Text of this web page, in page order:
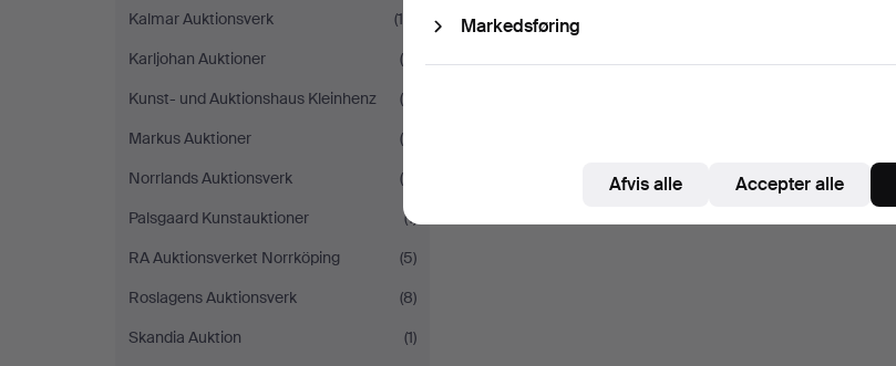
Kalmar Auktionsverk
(16)
Karljohan Auktioner
(5)
Kunst- und Auktionshaus Kleinhenz
(4)
Markus Auktioner
(5)
Norrlands Auktionsverk
(4)
Palsgaard Kunstauktioner
(1)
RA Auktionsverket Norrköping
(5)
Roslagens Auktionsverk
(8)
Skandia Auktion
(1)
Markedsføring
Afvis alle Accepter alle